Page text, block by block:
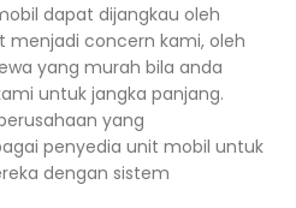
dapat dijangkau oleh
menjadi concern kami, oleh
yang murah bila anda
untuk jangka panjang.
yang
penyedia unit mobil untuk
dengan sistem